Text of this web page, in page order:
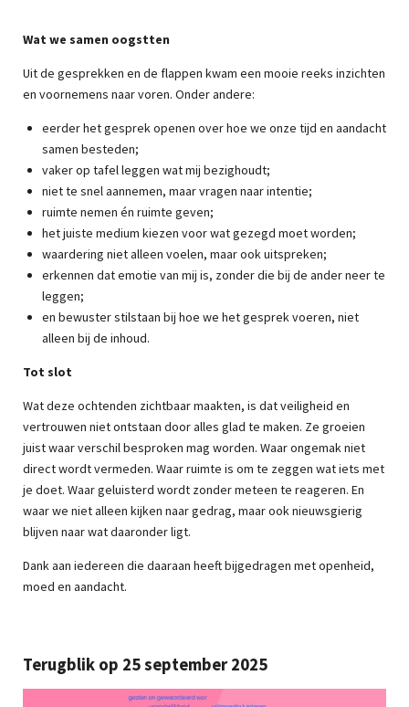
Wat we samen oogstten
Uit de gesprekken en de flappen kwam een mooie reeks inzichten
en voornemens naar voren. Onder andere:
eerder het gesprek openen over hoe we onze tijd en aandacht
samen besteden;
vaker op tafel leggen wat mij bezighoudt;
niet te snel aannemen, maar vragen naar intentie;
ruimte nemen én ruimte geven;
het juiste medium kiezen voor wat gezegd moet worden;
waardering niet alleen voelen, maar ook uitspreken;
erkennen dat emotie van mij is, zonder die bij de ander neer te
leggen;
en bewuster stilstaan bij hoe we het gesprek voeren, niet
alleen bij de inhoud.
Tot slot
Wat deze ochtenden zichtbaar maakten, is dat veiligheid en
vertrouwen niet ontstaan door alles glad te maken. Ze groeien
juist waar verschil besproken mag worden. Waar ongemak niet
direct wordt vermeden. Waar ruimte is om te zeggen wat iets met
je doet. Waar geluisterd wordt zonder meteen te reageren. En
waar we niet alleen kijken naar gedrag, maar ook nieuwsgierig
blijven naar wat daaronder ligt.
Dank aan iedereen die daaraan heeft bijgedragen met openheid,
moed en aandacht.
Terugblik op 25 september 2025